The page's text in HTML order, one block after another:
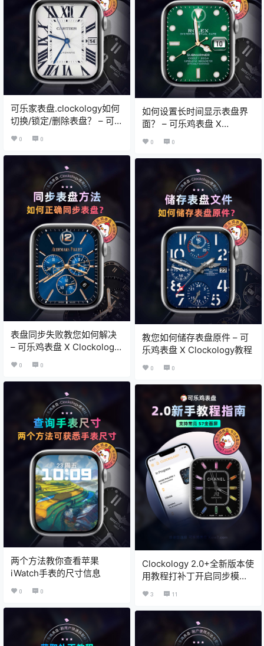
可乐家表盘.clockology如何
切换/锁定/删除表盘？ – 可乐
0 0
如何设置长时间显示表盘界
面？ – 可乐鸡表盘 X
Clockology教程
0 0
表盘同步失败教您如何解决
– 可乐鸡表盘 X Clockology
0 0
教您如何储存表盘原件 – 可
乐鸡表盘 X Clockology教程
0 0
两个方法教你查看苹果
iWatch手表的尺寸信息
0 0
Clockology 2.0+全新版本使
用教程打补丁开启同步模式
及各种解决方法
3 11